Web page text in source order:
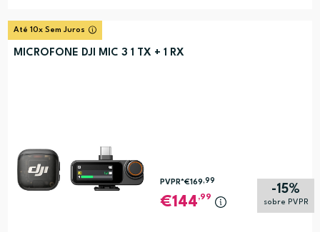
Até 10x Sem Juros
MICROFONE DJI MIC 3 1 TX + 1 RX
-15%
sobre PVPR
PVPR*€169,99
144,99